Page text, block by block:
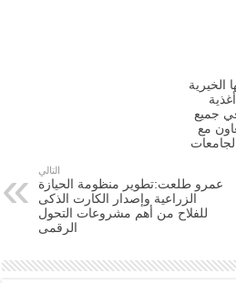
الخيرية
جميع
مع
التالي
عمرو طلعت:تطوير منظومة الحيازة
الزراعية وإصدار الكارت الذكى
للفلاح من أهم مشروعات التحول
الرقمى